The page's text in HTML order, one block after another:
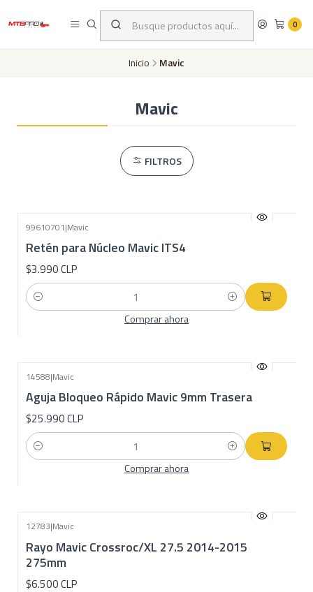
0
Despachos a todo Chile a través de Chilexpress en 24 a 72 horas hábiles
dependiento de tu ubicación | Pago con tarjeta de crédito o transferencia
Inicio Mavic
Mavic
FILTROS
99610701|Mavic
Retén para Núcleo Mavic ITS4
$3.990 CLP
Cantidad
Comprar ahora
14588|Mavic
Aguja Bloqueo Rápido Mavic 9mm Trasera
$25.990 CLP
Cantidad
Comprar ahora
12783|Mavic
Rayo Mavic Crossroc/XL 27.5 2014-2015
275mm
$6.500 CLP